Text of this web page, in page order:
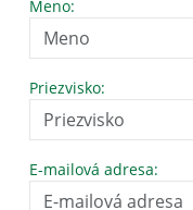
Meno:
Priezvisko:
E-mailová adresa: